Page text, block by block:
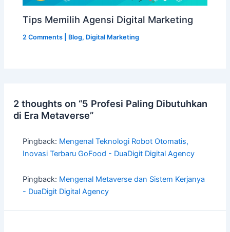
Tips Memilih Agensi Digital Marketing
2 Comments Blog, Digital Marketing
2 thoughts on “5 Profesi Paling Dibutuhkan
di Era Metaverse”
Pingback: Mengenal Teknologi Robot Otomatis,
Inovasi Terbaru GoFood - DuaDigit Digital Agency
Pingback: Mengenal Metaverse dan Sistem Kerjanya
- DuaDigit Digital Agency